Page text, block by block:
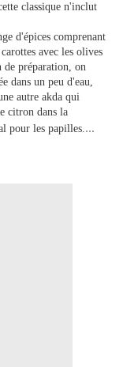
classique n'inclut
d'épices comprenant
avec les olives
de préparation, on
dans un peu d'eau,
autre akda qui
citron dans la
pour les papilles....